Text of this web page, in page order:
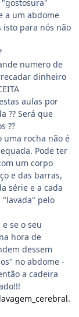
a um abdome
isto para nós não
numero de
dinheiro
aulas por
?? Será que
??
uma rocha não é
Pode ter
um corpo
e das barras,
série e a cada
"lavada" pelo
se o seu
hora de
dessem
no abdome -
a cadeira